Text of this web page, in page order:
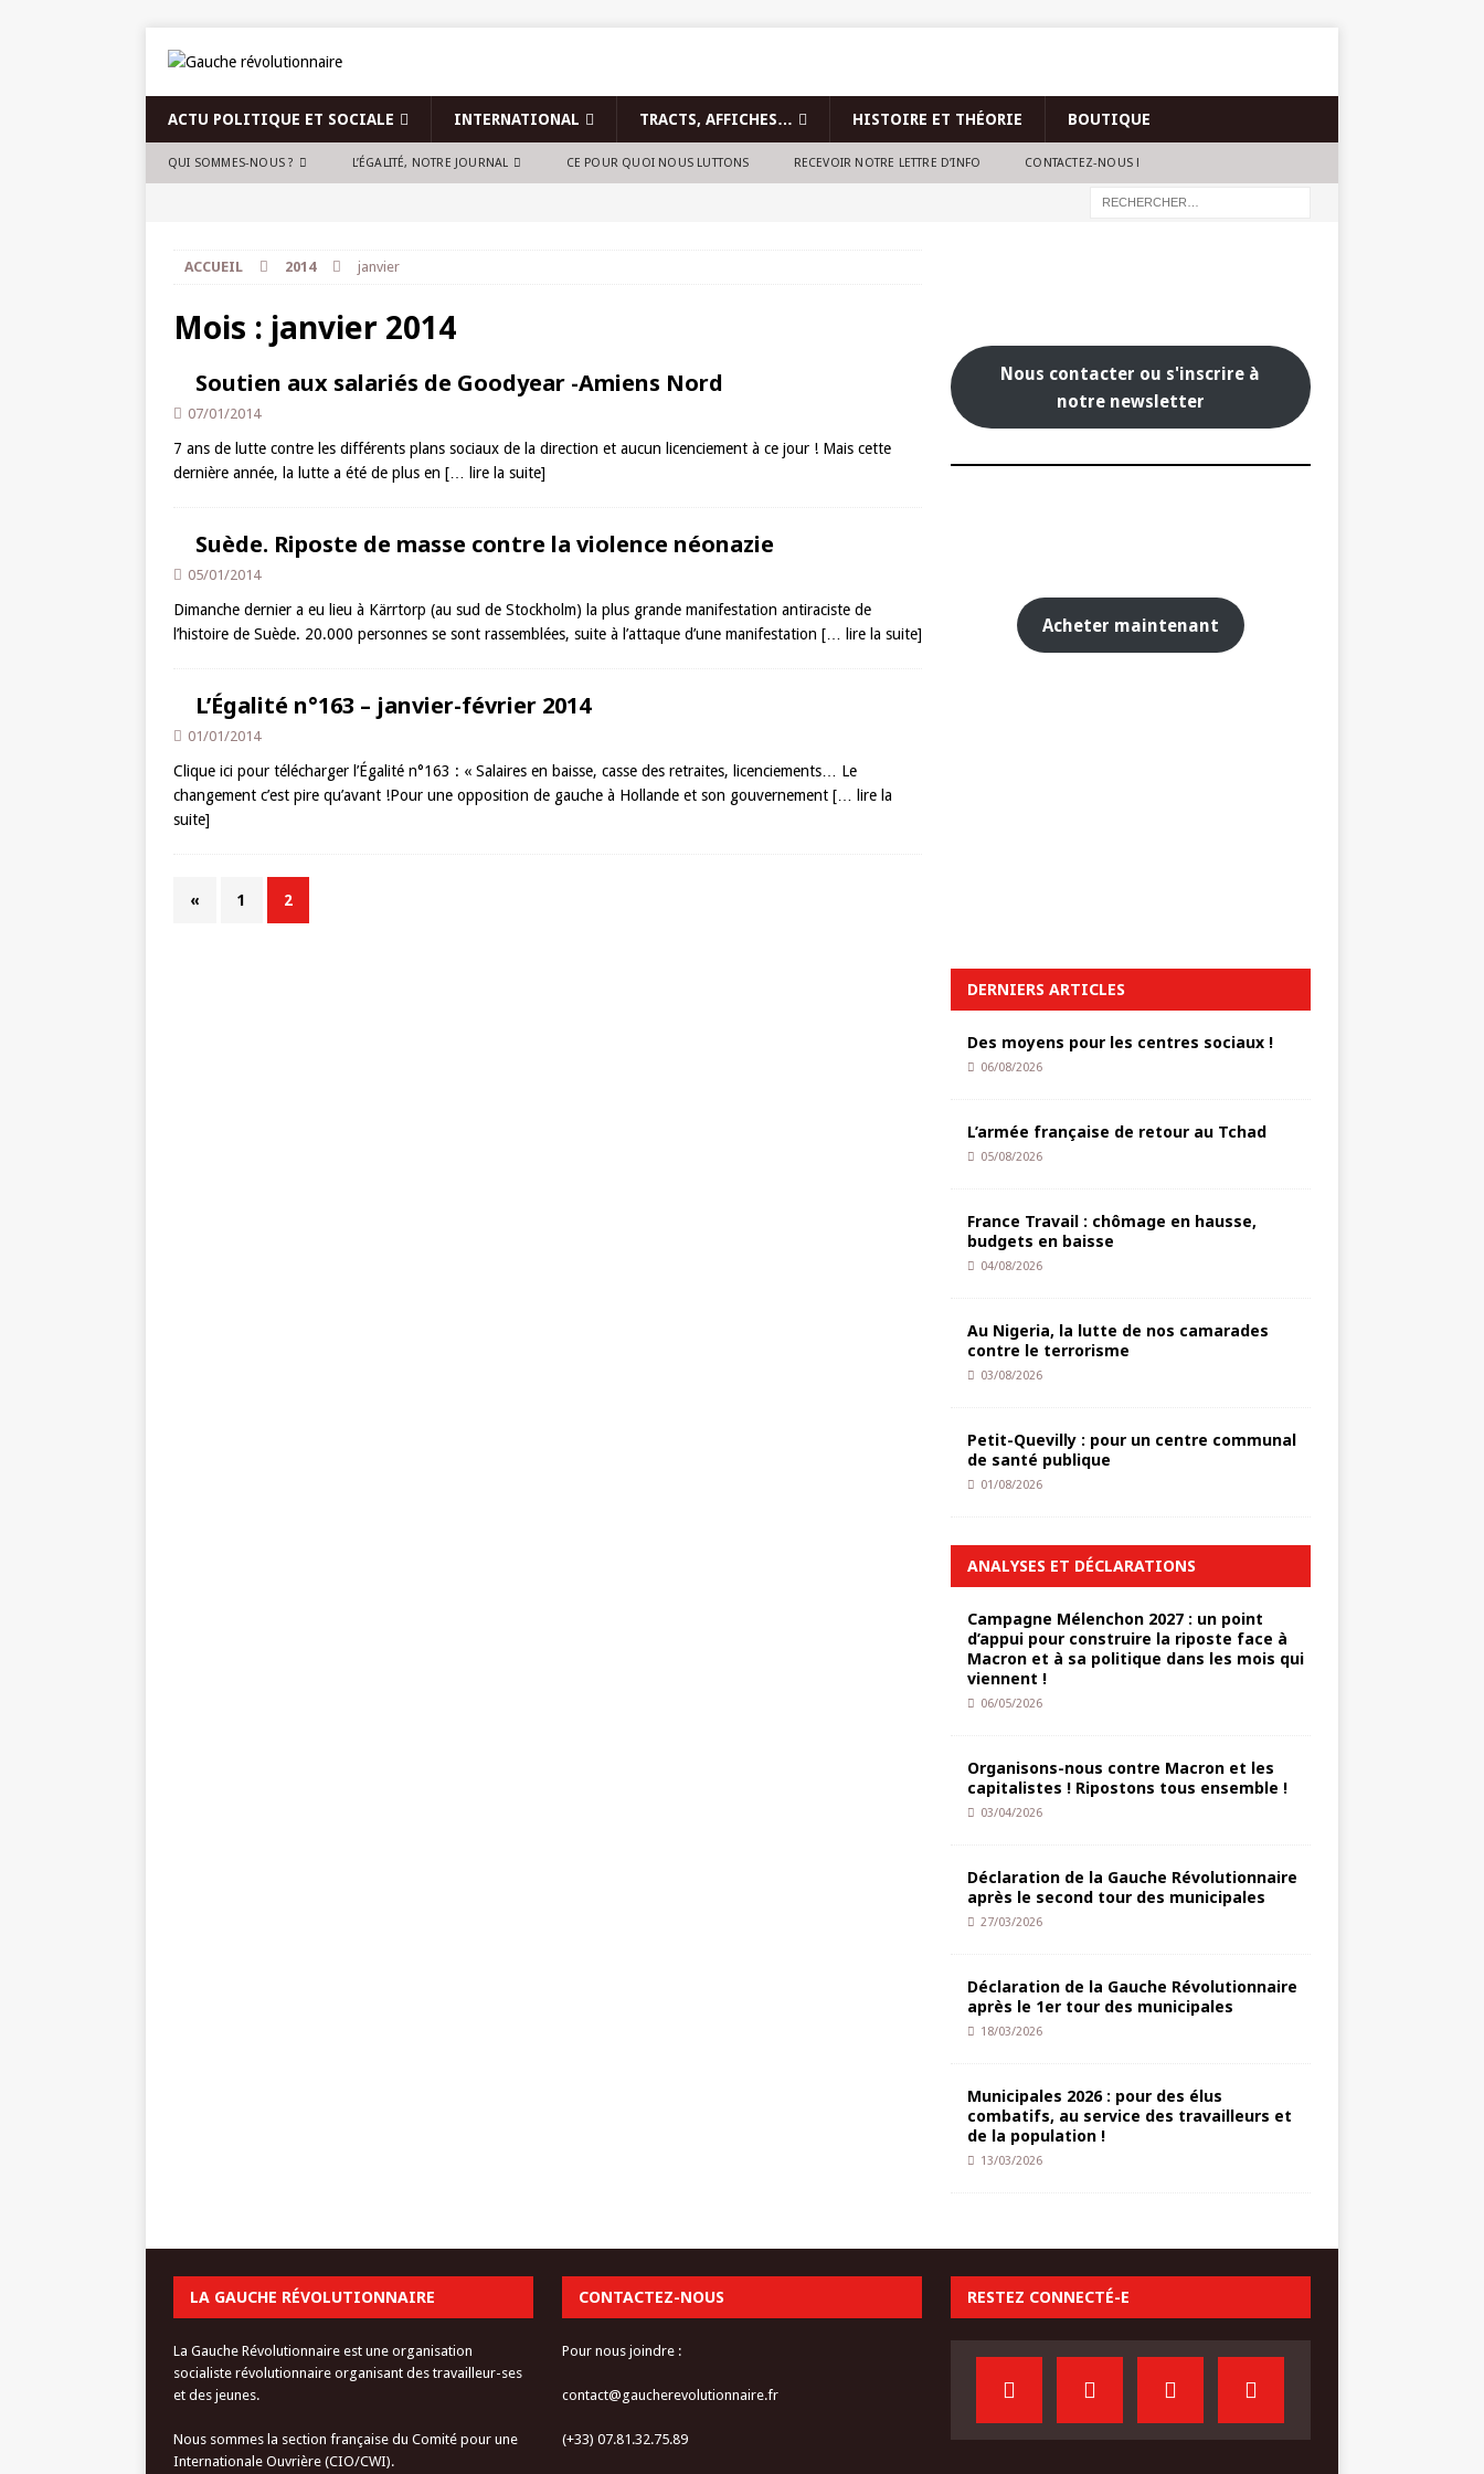
ACTU POLITIQUE ET SOCIALE INTERNATIONAL TRACTS, AFFICHES… HISTOIRE ET THÉORIE BOUTIQUE
QUI SOMMES-NOUS ? L’ÉGALITÉ, NOTRE JOURNAL CE POUR QUOI NOUS LUTTONS RECEVOIR NOTRE LETTRE D’INFO CONTACTEZ-NOUS !
ACCUEIL 2014 janvier
Mois : janvier 2014
Soutien aux salariés de Goodyear -Amiens Nord
07/01/2014
7 ans de lutte contre les différents plans sociaux de la direction et aucun licenciement à ce jour ! Mais cette
dernière année, la lutte a été de plus en [… lire la suite]
Suède. Riposte de masse contre la violence néonazie
05/01/2014
Dimanche dernier a eu lieu à Kärrtorp (au sud de Stockholm) la plus grande manifestation antiraciste de
l’histoire de Suède. 20.000 personnes se sont rassemblées, suite à l’attaque d’une manifestation [… lire la suite]
L’Égalité n°163 – janvier-février 2014
01/01/2014
Clique ici pour télécharger l’Égalité n°163 : « Salaires en baisse, casse des retraites, licenciements… Le
changement c’est pire qu’avant !Pour une opposition de gauche à Hollande et son gouvernement [… lire la
suite]
« 1 2
Nous contacter ou s'inscrire à
notre newsletter
Acheter maintenant
DERNIERS ARTICLES
Des moyens pour les centres sociaux !
06/08/2026
L’armée française de retour au Tchad
05/08/2026
France Travail : chômage en hausse,
budgets en baisse
04/08/2026
Au Nigeria, la lutte de nos camarades
contre le terrorisme
03/08/2026
Petit-Quevilly : pour un centre communal
de santé publique
01/08/2026
ANALYSES ET DÉCLARATIONS
Campagne Mélenchon 2027 : un point
d’appui pour construire la riposte face à
Macron et à sa politique dans les mois qui
viennent !
06/05/2026
Organisons-nous contre Macron et les
capitalistes ! Ripostons tous ensemble !
03/04/2026
Déclaration de la Gauche Révolutionnaire
après le second tour des municipales
27/03/2026
Déclaration de la Gauche Révolutionnaire
après le 1er tour des municipales
18/03/2026
Municipales 2026 : pour des élus
combatifs, au service des travailleurs et
de la population !
13/03/2026
LA GAUCHE RÉVOLUTIONNAIRE
La Gauche Révolutionnaire est une organisation
socialiste révolutionnaire organisant des travailleur-ses
et des jeunes.
Nous sommes la section française du Comité pour une
Internationale Ouvrière (CIO/CWI).
CONTACTEZ-NOUS
Pour nous joindre :
contact@gaucherevolutionnaire.fr
(+33) 07.81.32.75.89
RESTEZ CONNECTÉ-E